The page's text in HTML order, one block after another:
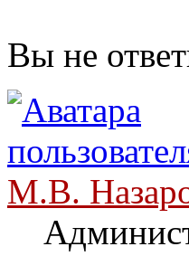
Вы не
М.В.